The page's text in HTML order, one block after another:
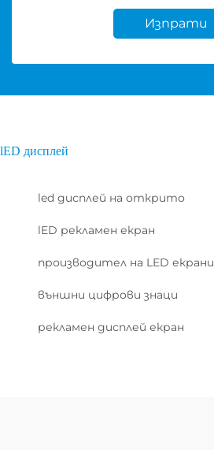
Изпрати
lED дисплей
led дисплей на открито
lED рекламен екран
производител на LED екрани
външни цифрови знаци
рекламен дисплей екран